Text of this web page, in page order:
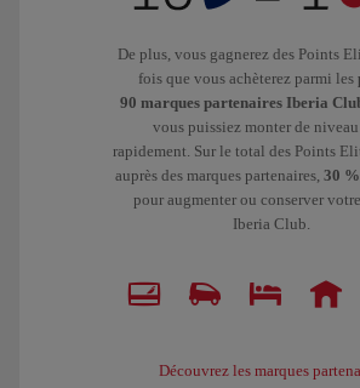
De plus, vous gagnerez des Points
fois que vous achèterez parmi les
90 marques partenaires Iberia
vous puissiez monter de
rapidement. Sur le total des Points
auprès des marques partenaires,30
pour augmenter ou conserver
Iberia Club.
Découvrez les marques